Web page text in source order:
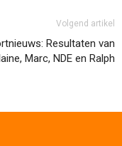
Volgend artikel
Resultaten van
Marc, NDE en Ralph